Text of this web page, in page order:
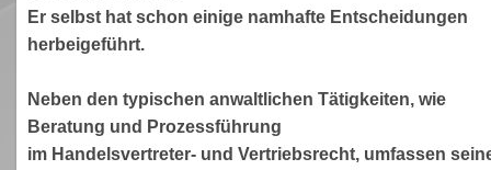
Er selbst hat schon einige namhafte Entscheidungen
herbeigeführt.
Neben den typischen anwaltlichen Tätigkeiten, wie
Beratung und Prozessführung
im Handelsvertreter- und Vertriebsrecht, umfassen